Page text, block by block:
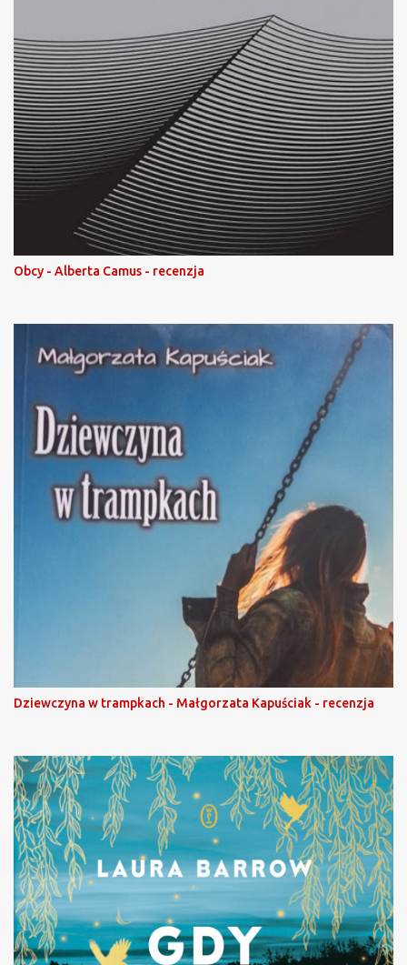
Obcy - Alberta Camus - recenzja
Dziewczyna w trampkach - Małgorzata Kapuściak - recenzja